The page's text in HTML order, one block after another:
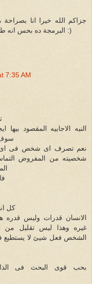
جزاكم الله خيرا انا
البرمجة ده بحس انه طويييييييييل بس كده اخدنا فكرة عامه :)
7:35 AM
سوف
شخصيته من المفروض
-كل
الانسان قدرات وليس
غيره وهذا ليس تقليل من
الشخص فعل شيئ لا يستطيع
بحب قوى البحث فى